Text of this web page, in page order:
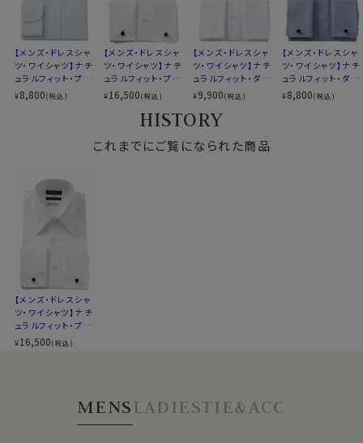
またポケットに関しては正式なフォーマルシーンでの着
欧米ではドレスシャツの標準であるポケッ
トなしにて生産しております。
（正式なフォーマルシーンで着用するドレスシャツはポケ
ット無しがルールです。）
ビジネスシーンはもちろんのこと、フォーマルシーンにも
通常のネクタイのみならず、幅の狭いナロータイとの相性
も抜群です。
袖口を折り返してカフリンクス（カフスボタン）で留める
カフス型＝ダブルカフス。
ジャケットの袖口から覗く立体感のあるカフスとカフリン
クスが魅せる、こだわりディティールです。
ワンランクアップのドレスシャツスタイルに！
できる、大人の男の数少ないアクセサリーの一つ＝カフリ
適度に絞ったウエストラインは細すぎず、それでいてダボ
つきのないシルエット。
着心地を考え、細いだけのシャツとは一線を画したつくり
になっています。
※43・45・47cmサイズにおいては絞りを若干ゆるくして
細さを気にせず一般的な43・45・47cmサイズと同じ感
【メンズ・ドレスシャ
ツ・ワイシャツ】ナチ
ュラルフィット・プレ
ミアムコットン120
番手双糸・オックス
¥8,800(税込)
【メンズ・ドレスシャ
ツ・ワイシャツ】ナチ
ュラルフィット・プレ
ミアムコットン120
番手双糸・イタリア
製生地・ダブルカフ
ス・ワイドカラー・ポ
ケット無し
¥16,500(税込)
【メンズ・ドレスシャ
ツ・ワイシャツ】ナチ
ュラルフィット・ダブ
ルカフス・プレミアム
コットン120番手双
糸・オックスフォー
ド・イージーケア・レ
ギュラーカラー・ポ
¥9,900(税込)
【メンズ・ドレスシャ
ツ・ワイシャツ】ナチ
ュラルフィット・ダブ
ルカフス・プレミアム
コットン・オックスフ
¥8,800(税込)
HISTORY
これまでにご覧になられた商品
【メンズ・ドレスシャ
ツ・ワイシャツ】ナチ
ュラルフィット・プレ
ミアムコットン120
番手双糸・イタリア
¥16,500(税込)
MENSLADIESTIE&ACC